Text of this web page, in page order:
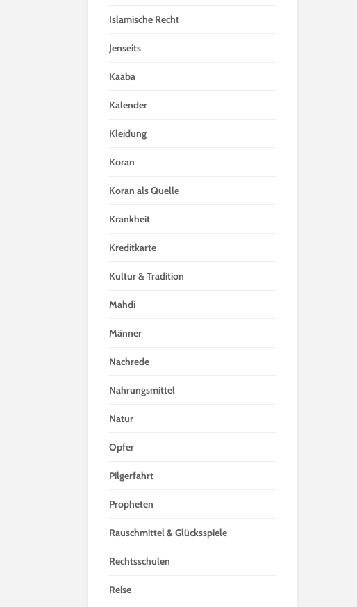
Islamische Recht
Jenseits
Kaaba
Kalender
Kleidung
Koran
Koran als Quelle
Krankheit
Kreditkarte
Kultur & Tradition
Mahdi
Männer
Nachrede
Nahrungsmittel
Natur
Opfer
Pilgerfahrt
Propheten
Rauschmittel & Glücksspiele
Rechtsschulen
Reise